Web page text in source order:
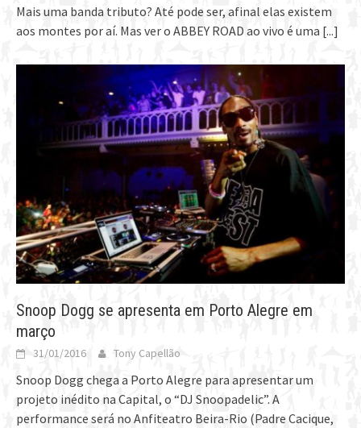
Mais uma banda tributo? Até pode ser, afinal elas existem
aos montes por aí. Mas ver o ABBEY ROAD ao vivo é uma [...]
Snoop Dogg se apresenta em Porto Alegre em
março
31/01/2016 Tony Capellão
Snoop Dogg chega a Porto Alegre para apresentar um
projeto inédito na Capital, o “DJ Snoopadelic”. A
performance será no Anfiteatro Beira-Rio (Padre Cacique,